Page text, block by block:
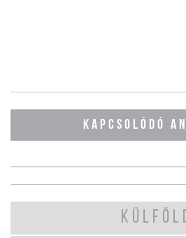
KAPCSOLÓDÓ